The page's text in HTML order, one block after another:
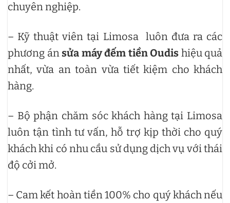
chuyên nghiệp.
– Kỹ thuật viên tại Limosa luôn đưa ra các
phương ánsửa máy đếm tiền Oudis hiệu quả
nhất, vừa an toàn vừa tiết kiệm cho khách
hàng.
– Bộ phận chăm sóc khách hàng tại Limosa
luôn tận tình tư vấn, hỗ trợ kịp thời cho quý
khách khi có nhu cầu sử dụng dịch vụ với thái
độ cởi mở.
– Cam kết hoàn tiền 100% cho quý khách nếu